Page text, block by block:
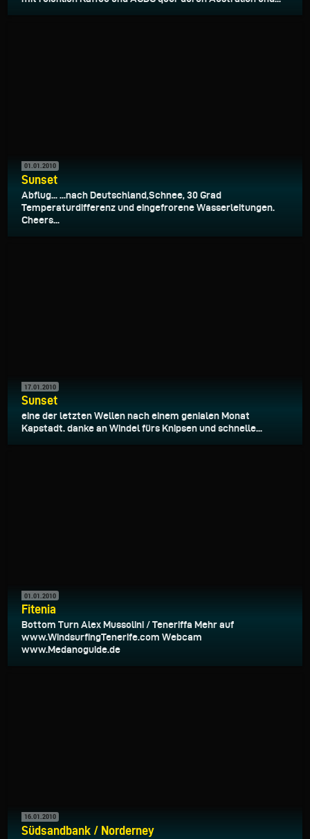
01.01.2010
Sunset
Abflug... ...nach Deutschland,Schnee, 30 Grad
Temperaturdifferenz und eingefrorene Wasserleitungen.
Cheers...
17.01.2010
Sunset
eine der letzten Wellen nach einem genialen Monat
Kapstadt. danke an Windel fürs Knipsen und schnelle...
01.01.2010
Fitenia
Bottom Turn Alex Mussolini / Teneriffa Mehr auf
www.WindsurfingTenerife.com Webcam
www.Medanoguide.de
16.01.2010
Südsandbank / Norderney